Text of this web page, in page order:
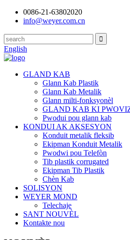
0086-21-63802020
info@weyer.com.cn
English
GLAND KAB
Glann Kab Plastik
Glann Kab Metalik
Glann milti-fonksyonèl
GLAND KAB KI
Pwodui pou glann kab
KONDUI AK AKSESYON
Konduit metalik fleksib
Ekipman Konduit Metalik
Pwodwi pou Telefòn
Tib plastik corrugated
Ekipman Tib Plastik
Chèn Kab
SOLISYON
WEYER MOND
Telechaje
SANT NOUVÈL
Kontakte nou